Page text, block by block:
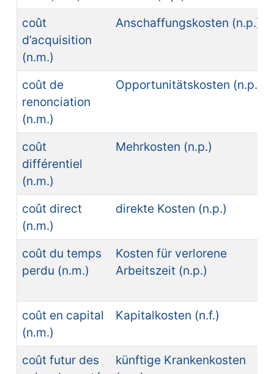
coût
d’acquisition
(n.m.)
Anschaffungskosten (n.p.)
coût de
renonciation
(n.m.)
Opportunitätskosten (n.p.)
coût
différentiel
(n.m.)
Mehrkosten (n.p.)
coût direct
(n.m.)
direkte Kosten (n.p.)
coût du temps
perdu (n.m.)
Kosten für verlorene
Arbeitszeit (n.p.)
coût en capital
(n.m.)
Kapitalkosten (n.f.)
coût futur des
künftige Krankenkosten